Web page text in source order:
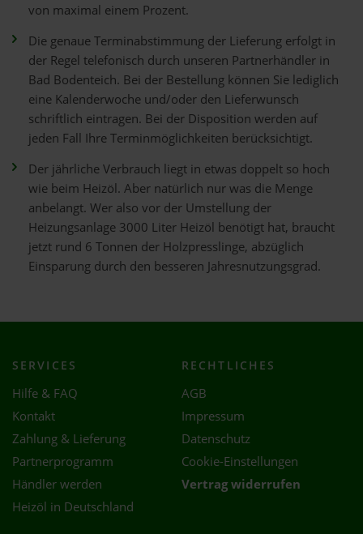
von maximal einem Prozent.
Die genaue Terminabstimmung der Lieferung erfolgt in
der Regel telefonisch durch unseren Partnerhändler in
Bad Bodenteich. Bei der Bestellung können Sie lediglich
eine Kalenderwoche und/oder den Lieferwunsch
schriftlich eintragen. Bei der Disposition werden auf
jeden Fall Ihre Terminmöglichkeiten berücksichtigt.
Der jährliche Verbrauch liegt in etwas doppelt so hoch
wie beim Heizöl. Aber natürlich nur was die Menge
anbelangt. Wer also vor der Umstellung der
Heizungsanlage 3000 Liter Heizöl benötigt hat, braucht
jetzt rund 6 Tonnen der Holzpresslinge, abzüglich
Einsparung durch den besseren Jahresnutzungsgrad.
SERVICES
Hilfe & FAQ
Kontakt
Zahlung & Lieferung
Partnerprogramm
Händler werden
Heizöl in Deutschland
RECHTLICHES
AGB
Impressum
Datenschutz
Cookie-Einstellungen
Vertrag widerrufen